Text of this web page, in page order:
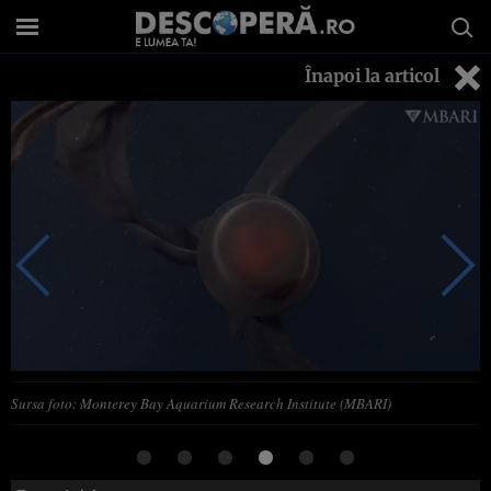
Înapoi la articol
Sursa foto: Monterey Bay Aquarium Research Institute (MBARI)